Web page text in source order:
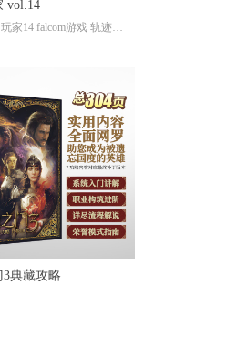
vol.14
家14 falcom游戏 轨迹系
典藏攻略